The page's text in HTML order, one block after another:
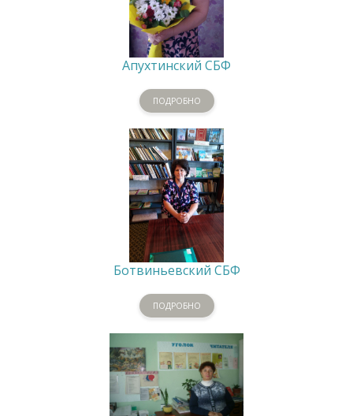
Апухтинский СБФ
ПОДРОБНО
Ботвиньевский СБФ
ПОДРОБНО